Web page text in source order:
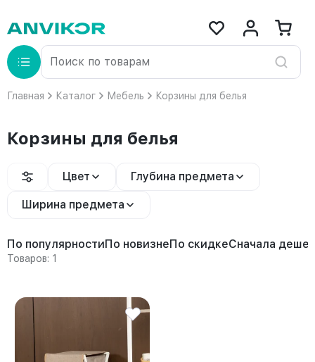
Главная Каталог Мебель Корзины для белья
Корзины для белья
Цвет Глубина предмета
Ширина предмета
По популярностиПо новизнеПо скидкеСначала
Товаров: 1